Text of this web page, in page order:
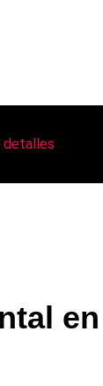
detalles